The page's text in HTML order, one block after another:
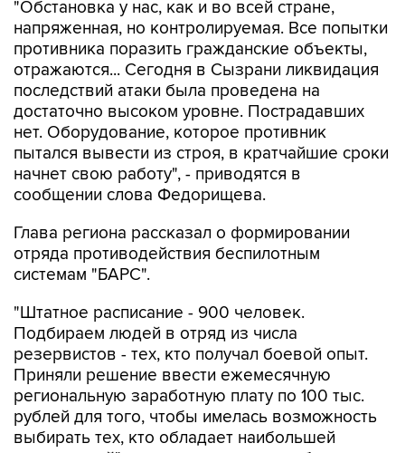
противника поразить гражданские объекты,
отражаются... Сегодня в Сызрани ликвидация
последствий атаки была проведена на
достаточно высоком уровне. Пострадавших
нет. Оборудование, которое противник
пытался вывести из строя, в кратчайшие сроки
начнет свою работу", - приводятся в
сообщении слова Федорищева.
Глава региона рассказал о формировании
системам "БАРС".
"Штатное расписание - 900 человек.
резервистов - тех, кто получал боевой опыт.
Приняли решение ввести ежемесячную
региональную заработную плату по 100 тыс.
рублей для того, чтобы имелась возможность
выбирать тех, кто обладает наибольшей
подготовкой", - цитирует пресс-служба
губернатора.